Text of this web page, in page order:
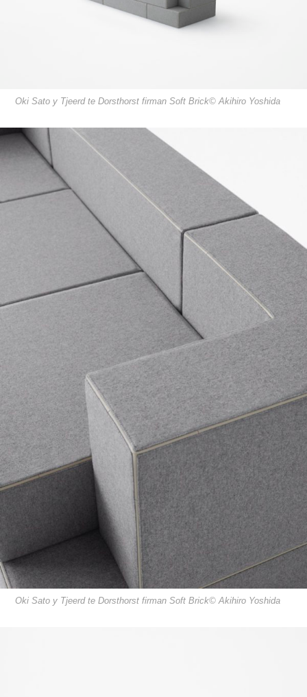
Oki Sato y Tjeerd te Dorsthorst firman Soft Brick© Akihiro Yoshida
Oki Sato y Tjeerd te Dorsthorst firman Soft Brick© Akihiro Yoshida